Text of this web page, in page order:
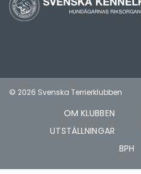
© 2026 Svenska Terrierklubben
OM KLUBBEN
UTSTÄLLNINGAR
BPH